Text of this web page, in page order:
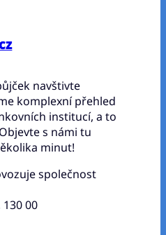
navštivte
komplexní přehled
institucí, a to
s námi tu
minut!
společnost
130 00